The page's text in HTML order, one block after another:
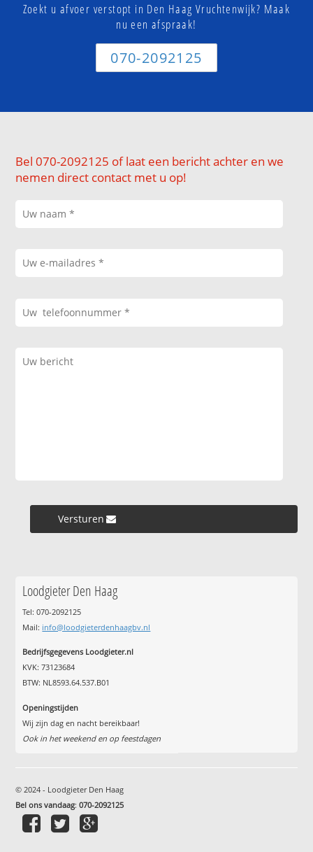
Zoekt u afvoer verstopt in Den Haag Vruchtenwijk? Maak
nu een afspraak!
070-2092125
Bel 070-2092125 of laat een bericht achter en we
nemen direct contact met u op!
Versturen »
Loodgieter Den Haag
Tel: 070-2092125
Mail: info@loodgieterdenhaagbv.nl
Bedrijfsgegevens Loodgieter.nl
KVK: 73123684
BTW: NL8593.64.537.B01
Openingstijden
Wij zijn dag en nacht bereikbaar!
Ook in het weekend en op feestdagen
© 2024 - Loodgieter Den Haag
Bel ons vandaag:070-2092125